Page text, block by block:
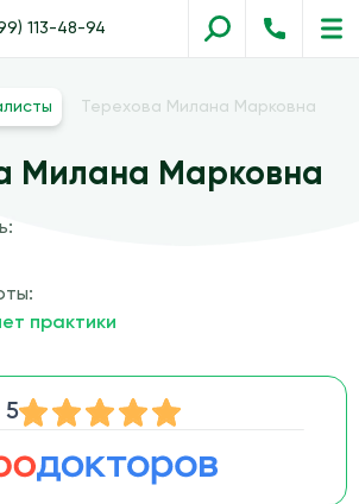
113-48-94
Терехова Милана Марковна
Милана Марковна
практики
5